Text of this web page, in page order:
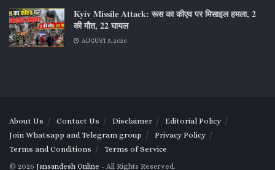
Kyiv Missile Attack: रूस का कीएव पर मिसाइल हमला, 2
की मौत, 22 घायल
AUGUST 5, 2026
About Us Contact Us Disclaimer
Editorial Policy
Join Whatsapp and Telegram group
Privacy Policy
Terms and Conditions
Terms of Service
© 2026 Jansandesh Online - All Rights Reserved.